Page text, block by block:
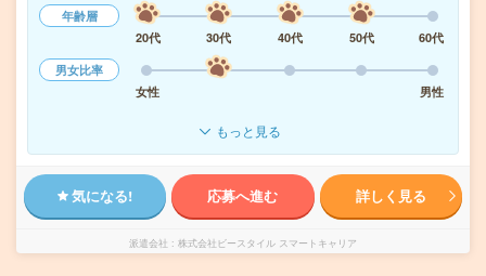
年齢層
20代
30代 40代 50代
60代
男女比率
女性
男性
もっと見る
気になる! 応募へ進む 詳しく見る
派遣会社 株式会社ビースタイル スマートキャリア